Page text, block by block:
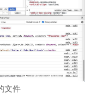
文件